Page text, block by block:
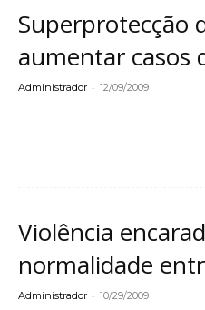
Superprotecção
aumentar casos
Administrador - 12/09/2009
Violência
normalidade
Administrador - 10/29/2009